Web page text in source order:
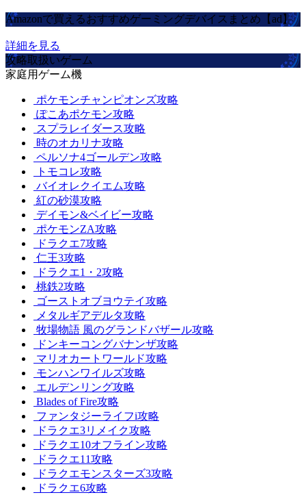
Amazonで買えるおすすめゲーミングデバイスまとめ【ad】
詳細を見る
攻略取扱いゲーム
家庭用ゲーム機
ポケモンチャンピオンズ攻略
ぽこあポケモン攻略
スプラレイダース攻略
時のオカリナ攻略
ペルソナ4ゴールデン攻略
トモコレ攻略
バイオレクイエム攻略
紅の砂漠攻略
デイモン&ベイビー攻略
ポケモンZA攻略
ドラクエ7攻略
仁王3攻略
ドラクエ1・2攻略
桃鉄2攻略
ゴーストオブヨウテイ攻略
メタルギアデルタ攻略
牧場物語 風のグランドバザール攻略
ドンキーコングバナンザ攻略
マリオカートワールド攻略
モンハンワイルズ攻略
エルデンリング攻略
Blades of Fire攻略
ファンタジーライフi攻略
ドラクエ3リメイク攻略
ドラクエ10オフライン攻略
ドラクエ11攻略
ドラクエモンスターズ3攻略
ドラクエ6攻略